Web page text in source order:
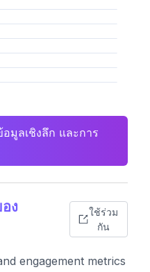
มูลเชิงลึก และการ
ง
ใช้ร่วม
กัน
engagement metrics